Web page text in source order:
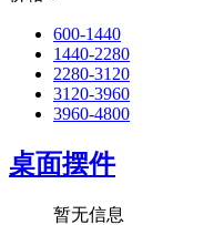
600-1440
1440-2280
2280-3120
3120-3960
3960-4800
桌面摆件
暂无信息